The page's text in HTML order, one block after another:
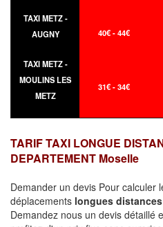
TAXI METZ -
AUGNY
40€ - 44€
TAXI METZ -
MOULINS LES
METZ
31€ - 34€
TARIF TAXI LONGUE
DEPARTEMENT Moselle
Demander un devis Pour calculer
déplacements longues
Demandez nous un devis détaillé